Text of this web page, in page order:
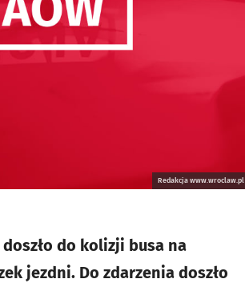
Redakcja www.wroclaw.pl
doszło do kolizji busa na
jezdni. Do zdarzenia doszło